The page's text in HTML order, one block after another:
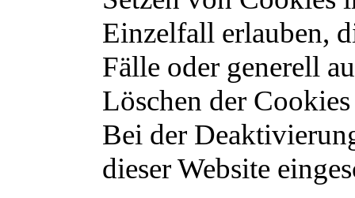
Einzelfall erlauben,
Fälle oder generell
Löschen der
Bei der
dieser Website